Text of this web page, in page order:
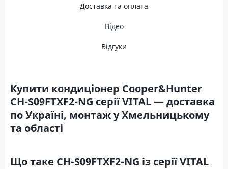
Доставка та оплата
Відео
Відгуки
Купити кондиціонер Cooper&Hunter
CH-S09FTXF2-NG серії VITAL — доставка
по Україні, монтаж у Хмельницькому
та області
Що таке CH-S09FTXF2-NG із серії VITAL